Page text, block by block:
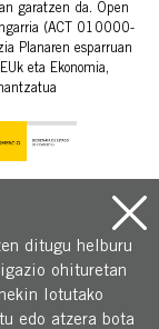
garatzen da. Open
(ACT 010000-
Planaren esparruan
eta Ekonomia,
ditugu helburu
ohituretan
lotutako
edo atzera bota